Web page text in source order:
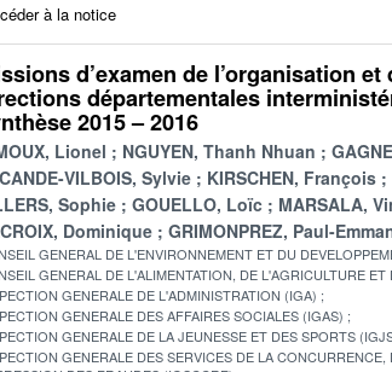
à la notice
d’examen de l’organisation
départementales
2015 – 2016
Lionel NGUYEN, Thanh Nhuan
VILBOIS, Sylvie
KIRSCHEN, François
Sophie
GOUELLO, Loïc MARSALA,
Dominique
GRIMONPREZ, Paul-
GENERAL DE L'ENVIRONNEMENT ET DU
GENERAL DE L'ALIMENTATION, DE L'AGRICULTURE
GENERALE DE L'ADMINISTRATION (IGA)
GENERALE DES AFFAIRES SOCIALES (IGAS)
GENERALE DE LA JEUNESSE ET DES SPORTS
GENERALE DES SERVICES DE LA